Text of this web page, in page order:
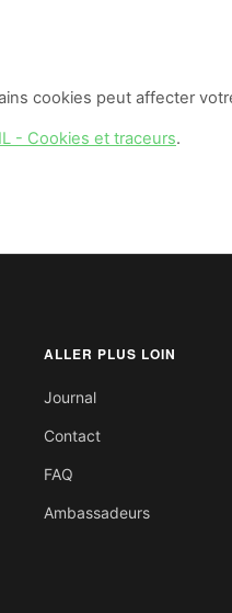
cookies peut affecter
- Cookies et traceurs.
ALLER PLUS LOIN
Journal
Contact
FAQ
Ambassadeurs